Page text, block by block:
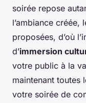
soirée repose
l’ambiance créée,
proposées, d’où
d’immersion
votre public à la
maintenant toutes
votre soirée de